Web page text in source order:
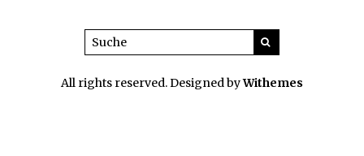
All rights reserved. Designed byWithemes